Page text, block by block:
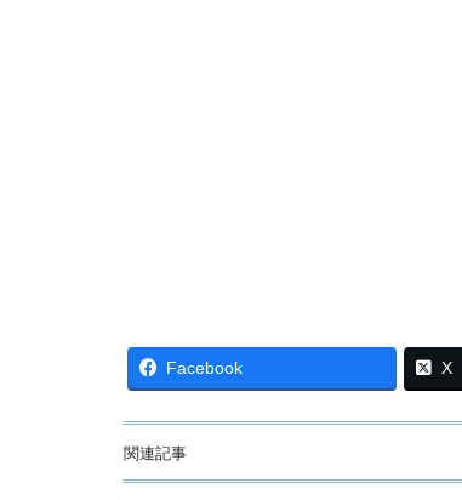
Facebook X
関連記事